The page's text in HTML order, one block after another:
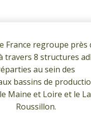
France regroupe près
travers 8 structures
au sein des
bassins de
Maine et Loire et le
Roussillon.